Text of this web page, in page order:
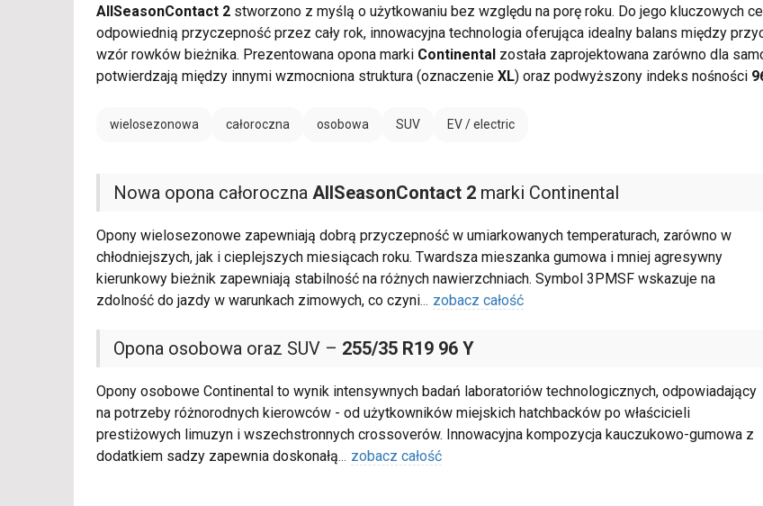
AllSeasonContact 2 stworzono z myślą o użytkowaniu bez względu na porę roku. Do jego kluczowych
odpowiednią przyczepność przez cały rok, innowacyjna technologia oferująca idealny balans między
wzór rowków bieżnika. Prezentowana opona marki Continental została zaprojektowana zarówno dla
potwierdzają między innymi wzmocniona struktura (oznaczenie XL) oraz podwyższony indeks nośności
wielosezonowa całoroczna osobowa SUV EV / electric
Nowa opona całoroczna AllSeasonContact 2 marki Continental
Opony wielosezonowe zapewniają dobrą przyczepność w umiarkowanych temperaturach, zarówno w
chłodniejszych, jak i cieplejszych miesiącach roku. Twardsza mieszanka gumowa i mniej agresywny
kierunkowy bieżnik zapewniają stabilność na różnych nawierzchniach. Symbol 3PMSF wskazuje na
zdolność do jazdy w warunkach zimowych, co czyni... zobacz całość
Opona osobowa oraz SUV – 255/35 R19 96 Y
Opony osobowe Continental to wynik intensywnych badań laboratoriów technologicznych, odpowiadający
na potrzeby różnorodnych kierowców - od użytkowników miejskich hatchbacków po właścicieli
prestiżowych limuzyn i wszechstronnych crossoverów. Innowacyjna kompozycja kauczukowo-gumowa z
dodatkiem sadzy zapewnia doskonałą... zobacz całość